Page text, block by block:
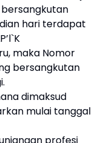
hari terdapat
maka Nomor
bersangkutan
dimaksud
mulai tanggal